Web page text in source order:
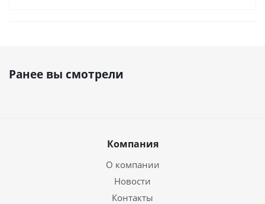
Ранее вы смотрели
Компания
О компании
Новости
Контакты